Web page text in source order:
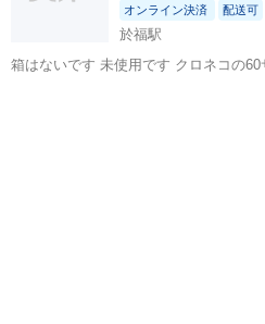
オンライン決済 配送可
於福駅
箱はないです 未使用です クロネコの60サイズで発送します 評細は↓に